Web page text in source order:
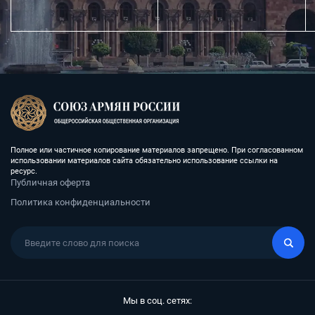
Полное или частичное копирование материалов запрещено. При согласованном
использовании материалов сайта обязательно использование ссылки на
ресурс.
Публичная оферта
Политика конфиденциальности
Мы в соц. сетях: